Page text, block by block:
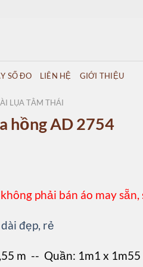
SỐ ĐO LIÊN HỆ GIỚI THIỆU
LỤA TẰM THÁI
hồng AD 2754
phải bán áo may sẵn,
đẹp, rẻ
m -- Quần: 1m1 x 1m55